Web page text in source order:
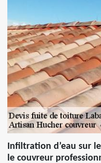
Infiltration d’eau sur
le couvreur